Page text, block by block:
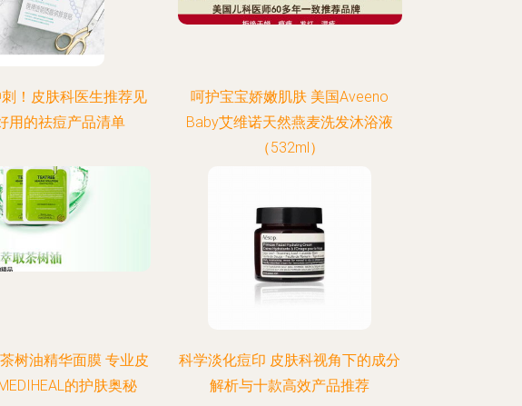
！皮肤科医生推荐见
用的祛痘产品清单
呵护宝宝娇嫩肌肤 美国Aveeno
Baby艾维诺天然燕麦洗发沐浴液
（532ml）
树油精华面膜 专业皮
的护肤奥秘
科学淡化痘印 皮肤科视角下的成分
解析与十款高效产品推荐